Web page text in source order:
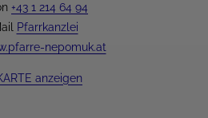
+43 1 214 64 94
Pfarrkanzlei
nepomuk.at
anzeigen